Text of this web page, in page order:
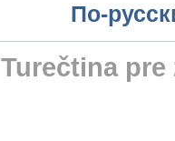
По-
Turečtina